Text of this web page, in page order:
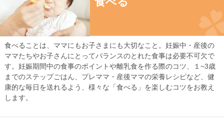
食べることは、ママにもお子さまにも大切なこと。妊娠中・産後の
ママたちやお子さんにとってバランスのとれた食事は必要不可欠で
す。妊娠期間中の食事のポイントや離乳食を作る際のコツ、１~3歳
までのステップごはん、プレママ・産後ママの栄養レシピなど、健
康的な毎日を送れるよう、様々な「食べる」を楽しむコツをお教え
します。